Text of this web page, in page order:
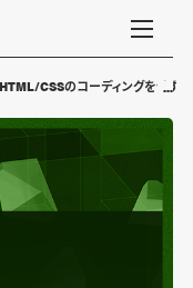
CSSのコーディングをせずに